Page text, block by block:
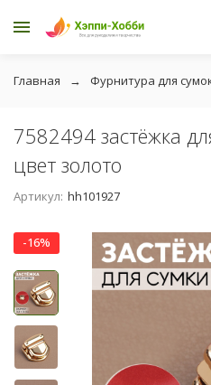
Главная Фурнитура для
7582494 застёжка
цвет золото
Артикул: hh101927
-16%